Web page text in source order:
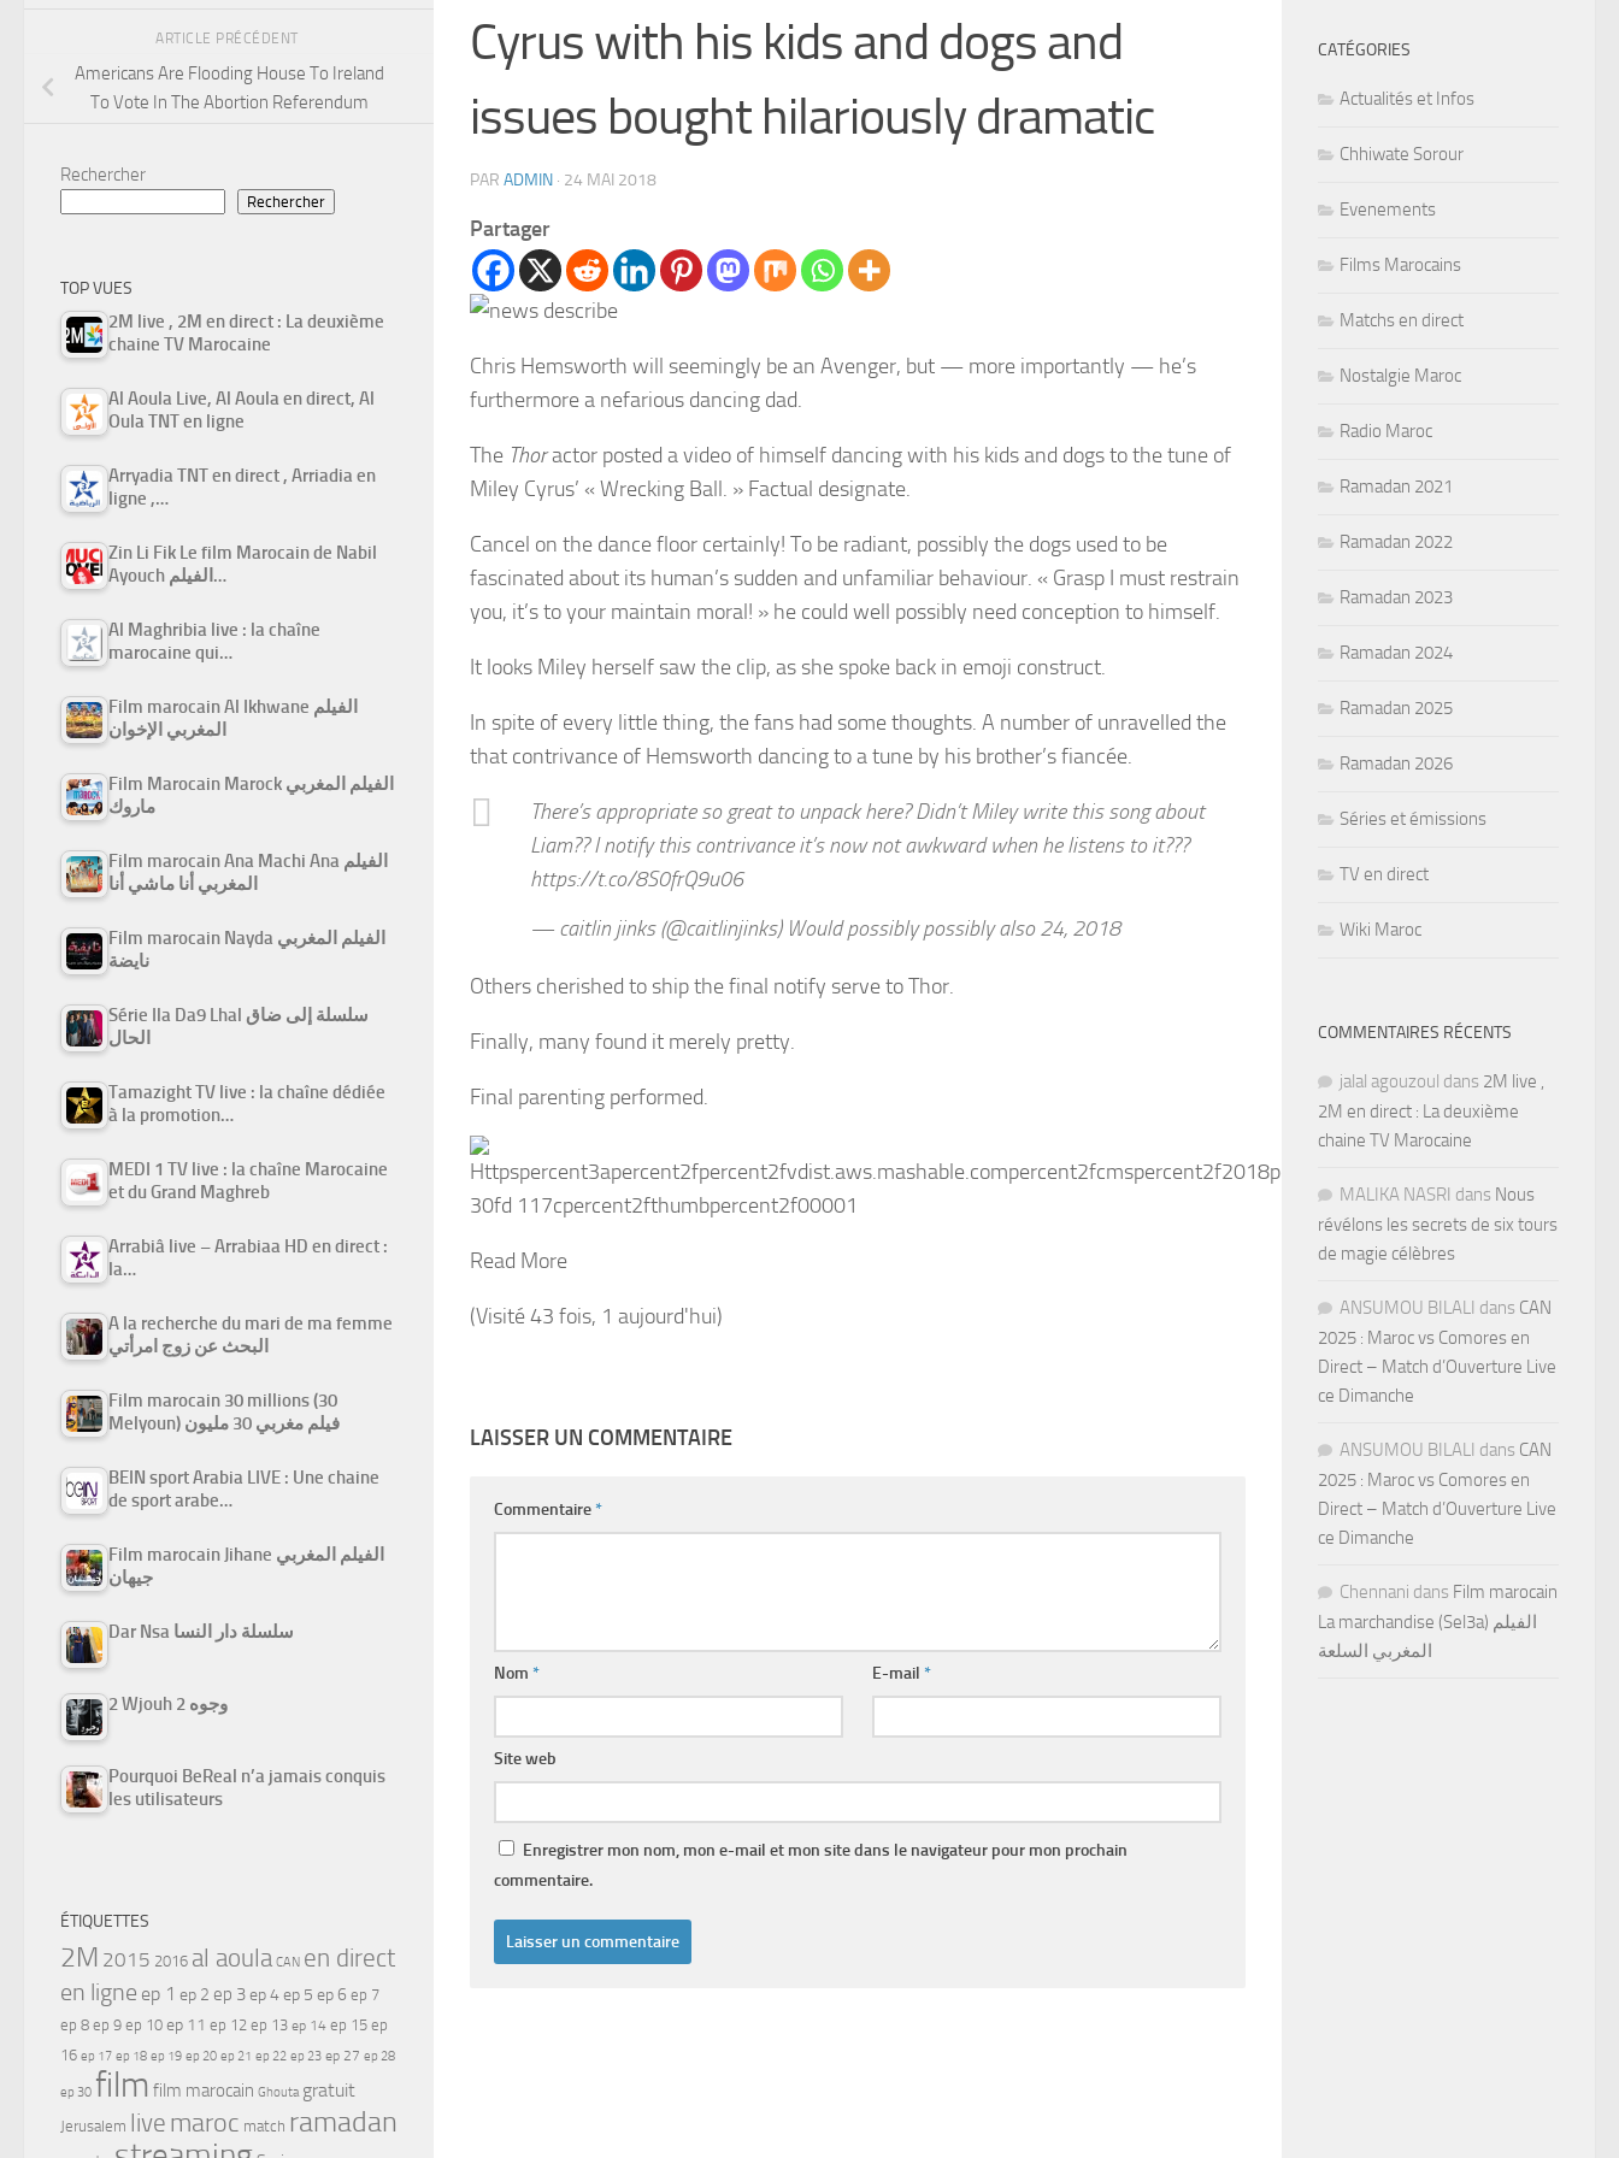
Cyrus with his kids and dogs and
issues bought hilariously dramatic
PAR ADMIN · 24 MAI 2018
Partager
Chris Hemsworth will seemingly be an Avenger, but — more importantly — he’s
furthermore a nefarious dancing dad.
The Thoractor posted a video of himself dancing with his kids and dogs to the tune of
Miley Cyrus’ « Wrecking Ball. » Factual designate.
Cancel on the dance floor certainly! To be radiant, possibly the dogs used to be
fascinated about its human’s sudden and unfamiliar behaviour. « Grasp I must restrain
you, it’s to your maintain moral! » he could well possibly need conception to himself.
It looks Miley herself saw the clip, as she spoke back in emoji construct.
In spite of every little thing, the fans had some thoughts. A number of unravelled the
that contrivance of Hemsworth dancing to a tune by his brother’s fiancée.
There’s appropriate so great to unpack here? Didn’t Miley write this song about
Liam?? I notify this contrivance it’s now not awkward when he listens to it???
https://t.co/8S0frQ9u06
— caitlin jinks (@caitlinjinks) Would possibly possibly also 24, 2018
Others cherished to ship the final notify serve to Thor.
Finally, many found it merely pretty.
Final parenting performed.
Read More
(Visité 43 fois, 1 aujourd'hui)
LAISSER UN COMMENTAIRE
Commentaire*
Nom * E-mail*
Site web
Enregistrer mon nom, mon e-mail et mon site dans le navigateur pour mon prochain
commentaire.
ARTICLE PRÉCÉDENT
Americans Are Flooding House To Ireland
To Vote In The Abortion Referendum
Rechercher
Rechercher
TOP VUES
2M live , 2M en direct : La deuxième
chaine TV Marocaine
Al Aoula Live, Al Aoula en direct, Al
Oula TNT en ligne
Arryadia TNT en direct , Arriadia en
ligne ,…
Zin Li Fik Le film Marocain de Nabil
Ayouch الفيلم…
Al Maghribia live : la chaîne
marocaine qui…
Film marocain Al Ikhwane الفيلم
المغربي الإخوان
Film Marocain Marock الفيلم المغربي
ماروك
Film marocain Ana Machi Ana الفيلم
المغربي أنا ماشي أنا
Film marocain Nayda الفيلم المغربي
نايضة
Série Ila Da9 Lhal سلسلة إلى ضاق
الحال
Tamazight TV live : la chaîne dédiée
à la promotion…
MEDI 1 TV live : la chaîne Marocaine
et du Grand Maghreb
Arrabiâ live – Arrabiaa HD en direct :
la…
A la recherche du mari de ma femme
البحث عن زوج امرأتي
Film marocain 30 millions (30
Melyoun) فيلم مغربي 30 مليون
BEIN sport Arabia LIVE : Une chaine
de sport arabe…
Film marocain Jihane الفيلم المغربي
جيهان
Dar Nsa سلسلة دار النسا
2 Wjouh 2 وجوه
Pourquoi BeReal n’a jamais conquis
les utilisateurs
ÉTIQUETTES
2M 2015 2016 al aoula CAN en direct
en ligne ep 1 ep 2 ep 3ep 4ep 5 ep 6 ep 7
ep 8 ep 9 ep 10 ep 11 ep 12 ep 13 ep 14 ep 15 ep
16 ep 17 ep 18 ep 19 ep 20 ep 21 ep 22 ep 23 ep 27 ep 28
ep 30 film film marocain Ghouta gratuit
Jerusalem live maroc match ramadan
CATÉGORIES
Actualités et Infos
Chhiwate Sorour
Evenements
Films Marocains
Matchs en direct
Nostalgie Maroc
Radio Maroc
Ramadan 2021
Ramadan 2022
Ramadan 2023
Ramadan 2024
Ramadan 2025
Ramadan 2026
Séries et émissions
TV en direct
Wiki Maroc
COMMENTAIRES RÉCENTS
jalal agouzoul dans 2M live ,
2M en direct : La deuxième
chaine TV Marocaine
MALIKA NASRI dans Nous
révélons les secrets de six tours
de magie célèbres
ANSUMOU BILALI dans CAN
2025 : Maroc vs Comores en
Direct – Match d’Ouverture Live
ce Dimanche
ANSUMOU BILALI dans CAN
2025 : Maroc vs Comores en
Direct – Match d’Ouverture Live
ce Dimanche
Chennani dans Film marocain
La marchandise (Sel3a) الفيلم
المغربي السلعة